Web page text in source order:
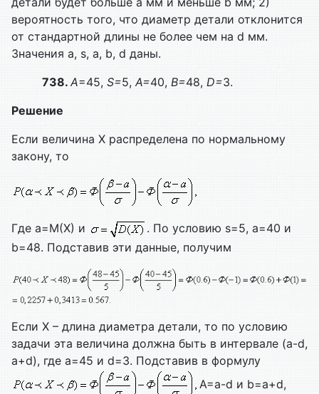
вероятность того, что диаметр детали отклонится
от стандартной длины не более чем на d мм.
Значения а, s, a, b, d даны.
738.А=45,S=5,A=40, B=48, D=3.
Решение
Если величина Х распределена по нормальному
закону, то
Где а=М(Х) и
. По условию s=5, a=40 и
b=48. Подставив эти данные, получим
Если Х – длина диаметра детали, то по условию
задачи эта величина должна быть в интервале (а-d,
а+d), где а=45 и d=3. Подставив в формулу
A=а-d и b=а+d,